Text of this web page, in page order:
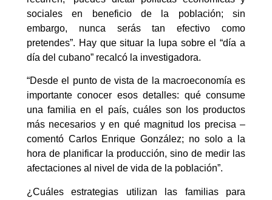
sociales en beneficio de la población; sin
embargo, nunca serás tan efectivo como
pretendes”. Hay que situar la lupa sobre el “día a
día del cubano” recalcó la investigadora.
“Desde el punto de vista de la macroeconomía es
importante conocer esos detalles: qué consume
una familia en el país, cuáles son los productos
más necesarios y en qué magnitud los precisa –
comentó Carlos Enrique González; no solo a la
hora de planificar la producción, sino de medir las
afectaciones al nivel de vida de la población”.
¿Cuáles estrategias utilizan las familias para